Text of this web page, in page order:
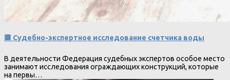
🟥 Судебно-экспертное исследование счетчика воды
В деятельности Федерация судебных экспертов особое место
занимают исследования ограждающих конструкций, которые
на первы…